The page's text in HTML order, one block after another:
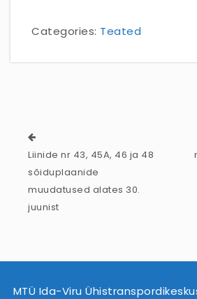
Categories: Teated
Liinide nr 43, 45A, 46 ja 48
sõiduplaanide
muudatused alates 30.
juunist
MTÜ Ida-Viru